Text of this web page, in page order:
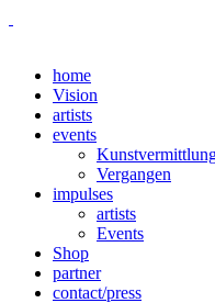
home
Vision
artists
events
Vergangen
impulses
artists
Events
Shop
partner
contact/press